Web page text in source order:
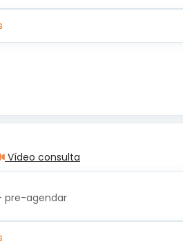
Vídeo consulta
pre-agendar